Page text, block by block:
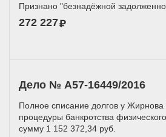
Признано "безнадёжной
272 227
Дело № A57-16449/2016
Полное списание долгов у
процедуры банкротства
сумму 1 152 372,34 руб.